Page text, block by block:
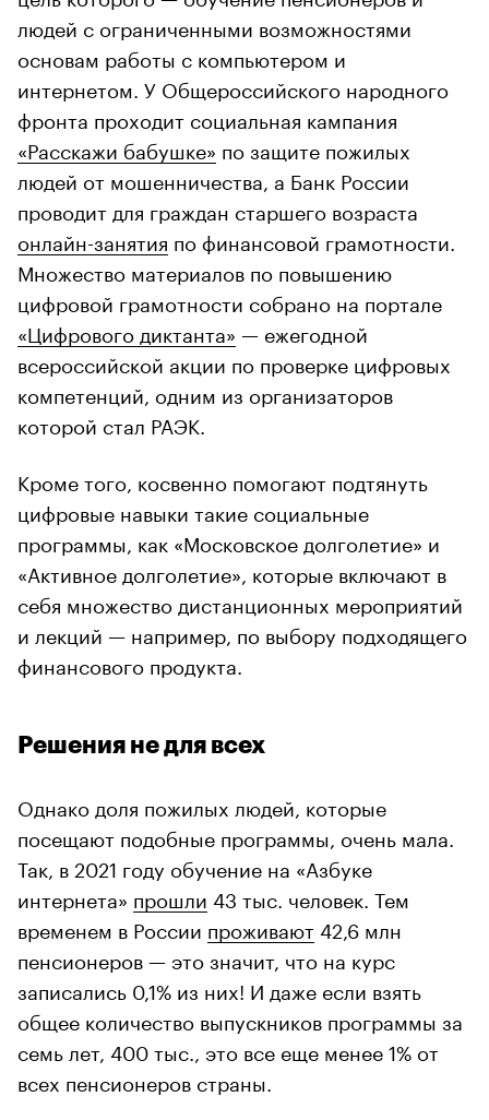
людей с ограниченными возможностями
основам работы с компьютером и
интернетом. У Общероссийского народного
фронта проходит социальная кампания
«Расскажи бабушке» по защите пожилых
людей от мошенничества, а Банк России
проводит для граждан старшего возраста
онлайн-занятия по финансовой грамотности.
Множество материалов по повышению
цифровой грамотности собрано на портале
«Цифрового диктанта» — ежегодной
всероссийской акции по проверке цифровых
компетенций, одним из организаторов
которой стал РАЭК.
Кроме того, косвенно помогают подтянуть
цифровые навыки такие социальные
программы, как «Московское долголетие» и
«Активное долголетие», которые включают в
себя множество дистанционных мероприятий
и лекций — например, по выбору подходящего
финансового продукта.
Решения не для всех
Однако доля пожилых людей, которые
посещают подобные программы, очень мала.
Так, в 2021 году обучение на «Азбуке
интернета» прошли 43 тыс. человек. Тем
временем в России проживают42,6 млн
пенсионеров — это значит, что на курс
записались 0,1% из них! И даже если взять
общее количество выпускников программы за
семь лет, 400 тыс., это все еще менее 1% от
всех пенсионеров страны.